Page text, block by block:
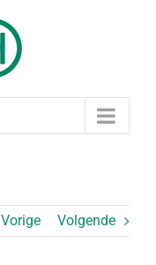
Vorige Volgende